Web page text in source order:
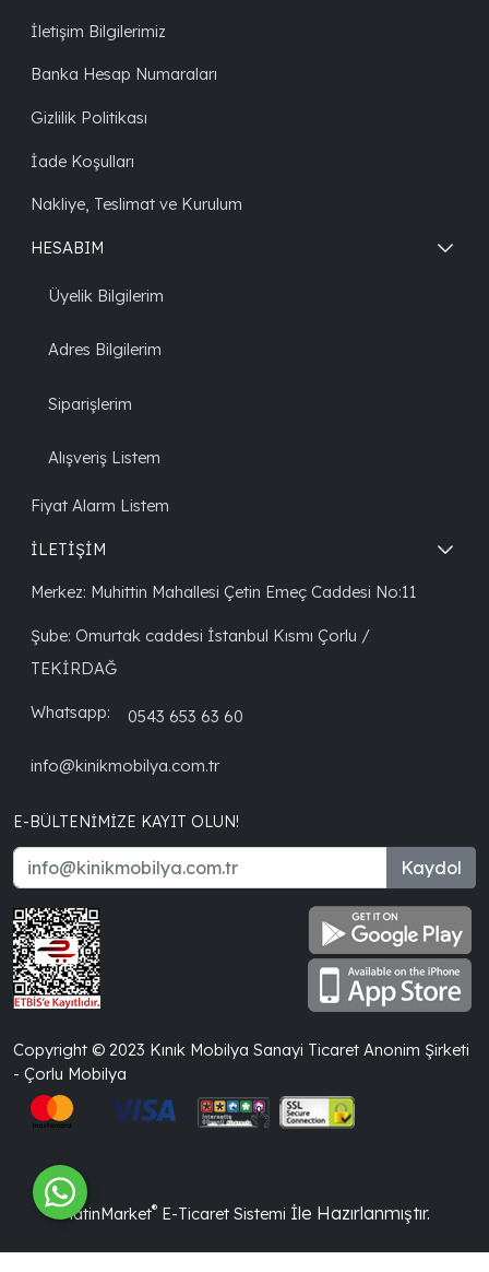
İletişim Bilgilerimiz
Banka Hesap Numaraları
Gizlilik Politikası
İade Koşulları
Nakliye, Teslimat ve Kurulum
HESABIM
Üyelik Bilgilerim
Adres Bilgilerim
Siparişlerim
Alışveriş Listem
Fiyat Alarm Listem
İLETİŞİM
Merkez: Muhittin Mahallesi Çetin Emeç Caddesi No:11
Şube: Omurtak caddesi İstanbul Kısmı Çorlu /
TEKİRDAĞ
Whatsapp: 0543 653 63 60
info@kinikmobilya.com.tr
E-BÜLTENIMIZE KAYIT OLUN!
Kaydol
Copyright © 2023 Kınık Mobilya Sanayi Ticaret Anonim Şirketi
- Çorlu Mobilya
PlatinMarket® E-Ticaret Sistemi İle Hazırlanmıştır.